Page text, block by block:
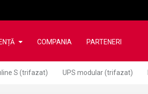
COMPANIA PARTENERI
S (trifazat) UPS modular (trifazat)